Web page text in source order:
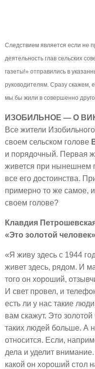
Следствием является если не
деятельность глав сельских
газеты!» отправились в
руководителям. Сразу скажем,
мы бы жили в совершенно
ИЗОБИЛЬНОЕ — О
Все жители
своем сельском голове
и порядочный. Первая
живется при нынешнем
все его достоинства.
примерно то же самое,
своем голове?
Клавдия
«Это золотой человек»
«Я живу здесь с 1944
живет здесь, рядом. И
того он хороший,
И свет провел, и
есть ли у нас такие
вам скажут. Это
таких людей больше. А
относится. Если,
дела и уделит
какой он хороший стол